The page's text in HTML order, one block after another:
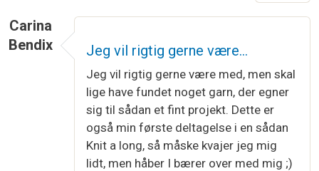
Carina
Bendix
Jeg vil rigtig gerne være…
Jeg vil rigtig gerne være med, men skal
lige have fundet noget garn, der egner
sig til sådan et fint projekt. Dette er
også min første deltagelse i en sådan
Knit a long, så måske kvajer jeg mig
lidt, men håber I bærer over med mig ;)